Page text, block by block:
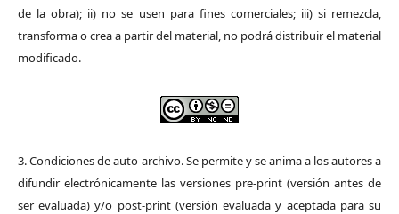
de la obra); ii) no se usen para fines comerciales; iii) si remezcla,
transforma o crea a partir del material, no podrá distribuir el material
modificado.
3. Condiciones de auto-archivo. Se permite y se anima a los autores a
difundir electrónicamente las versiones pre-print (versión antes de
ser evaluada) y/o post-print (versión evaluada y aceptada para su